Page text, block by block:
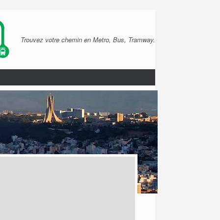
Trouvez votre chemin en Metro, Bus, Tramway.